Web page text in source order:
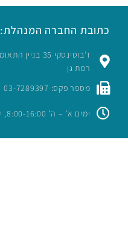
כתובת החברה המנהלת:
רמת גן
מספר פקס: 03-7289397
ימים א’ – ה’ 8:00-16:00, ימים ו’- סגור